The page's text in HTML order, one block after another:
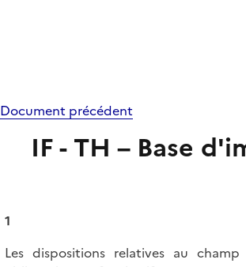
Document précédent
IF - TH – Base
1
Les dispositions relatives au